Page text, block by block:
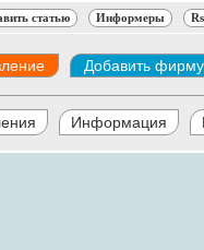
статью Информеры
Добавить фирму
Информация